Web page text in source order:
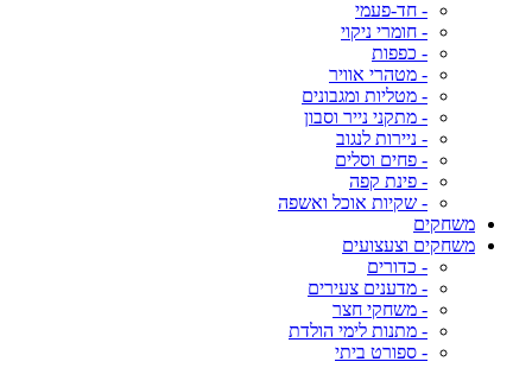
- חד-פעמי
- חומרי ניקוי
- כפפות
- מטהרי אוויר
- מטליות ומגבונים
- מתקני נייר וסבון
- ניירות לנגוב
- פחים וסלים
- פינת קפה
- שקיות אוכל ואשפה
משחקים
משחקים וצעצועים
- כדורים
- מדענים צעירים
- משחקי חצר
- מתנות לימי הולדת
- ספורט ביתי